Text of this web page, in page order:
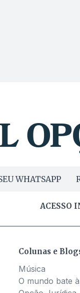
WHATSAPP
ACESSO
Colunas e
Música
O mundo bate